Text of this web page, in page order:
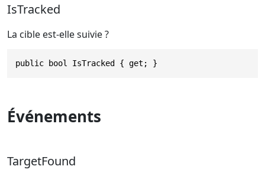
IsTracked
La cible est-elle suivie ?
public bool IsTracked { get; }
Événements
TargetFound